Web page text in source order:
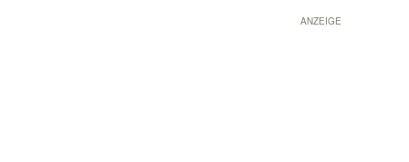
ANZEIGE